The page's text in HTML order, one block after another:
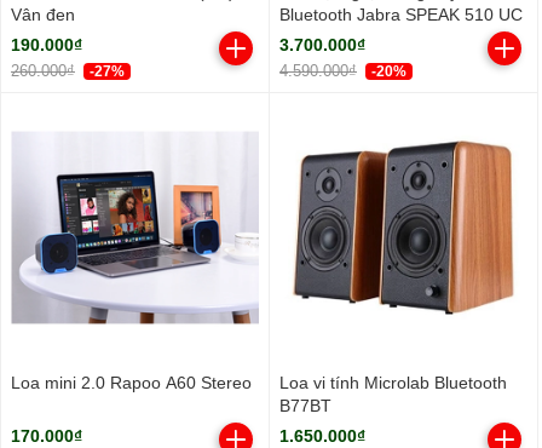
Vân đen
190.000₫
260.000₫ -27%
Bluetooth Jabra SPEAK 510 UC
3.700.000₫
4.590.000₫ -20%
Loa mini 2.0 Rapoo A60 Stereo
170.000₫
Loa vi tính Microlab Bluetooth
B77BT
1.650.000₫